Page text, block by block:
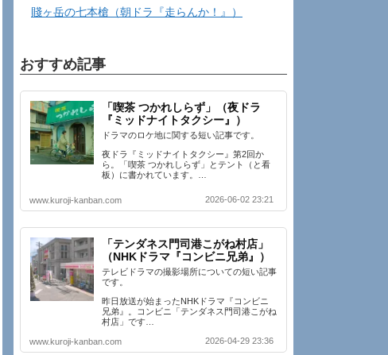
賤ヶ岳の七本槍（朝ドラ『走らんか！』）
おすすめ記事
「喫茶 つかれしらず」（夜ドラ
『ミッドナイトタクシー』）
ドラマのロケ地に関する短い記事です。
夜ドラ『ミッドナイトタクシー』第2回か
ら。「喫茶 つかれしらず」とテント（と看
板）に書かれています。…
www.kuroji-kanban.com 2026-06-02 23:21
「テンダネス門司港こがね村店」
（NHKドラマ『コンビニ兄弟』）
テレビドラマの撮影場所についての短い記事
です。
昨日放送が始まったNHKドラマ『コンビニ
兄弟』。コンビニ「テンダネス門司港こがね
村店」です…
www.kuroji-kanban.com 2026-04-29 23:36